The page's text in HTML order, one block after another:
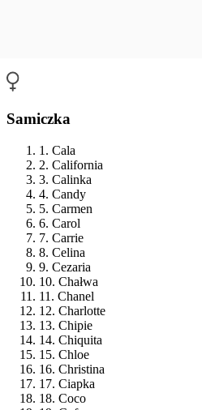
Samiczka
1. Cala
2. California
3. Calinka
4. Candy
5. Carmen
6. Carol
7. Carrie
8. Celina
9. Cezaria
10. Chałwa
11. Chanel
12. Charlotte
13. Chipie
14. Chiquita
15. Chloe
16. Christina
17. Ciapka
18. Coco